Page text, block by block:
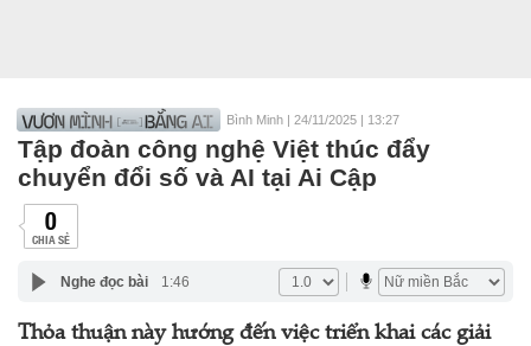
Bình Minh | 24/11/2025 | 13:27
Tập đoàn công nghệ Việt thúc đẩy
chuyển đổi số và AI tại Ai Cập
0
CHIA SẺ
Nghe đọc bài 1:46
Thỏa thuận này hướng đến việc triển khai các giải